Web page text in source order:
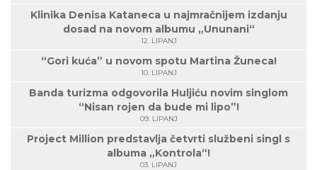
Klinika Denisa Kataneca u najmračnijem izdanju
dosad na novom albumu „Ununani“
12. LIPANJ
“Gori kuća” u novom spotu Martina Žuneca!
10. LIPANJ
Banda turizma odgovorila Huljiću novim singlom
“Nisan rojen da bude mi lipo”!
09. LIPANJ
Project Million predstavlja četvrti službeni singl s
albuma „Kontrola“!
03. LIPANJ